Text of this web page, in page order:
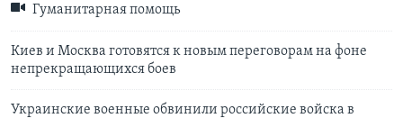
Гуманитарная помощь
Киев и Москва готовятся к новым переговорам на фоне
непрекращающихся боев
Украинские военные обвинили российские войска в